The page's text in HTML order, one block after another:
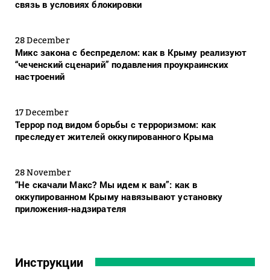
связь в условиях блокировки
28 December
Микс закона с беспределом: как в Крыму реализуют
“чеченский сценарий” подавления проукраинских
настроений
17 December
Террор под видом борьбы с терроризмом: как
преследует жителей оккупированного Крыма
28 November
“Не скачали Макс? Мы идем к вам”: как в
оккупированном Крыму навязывают установку
приложения-надзирателя
Инструкции